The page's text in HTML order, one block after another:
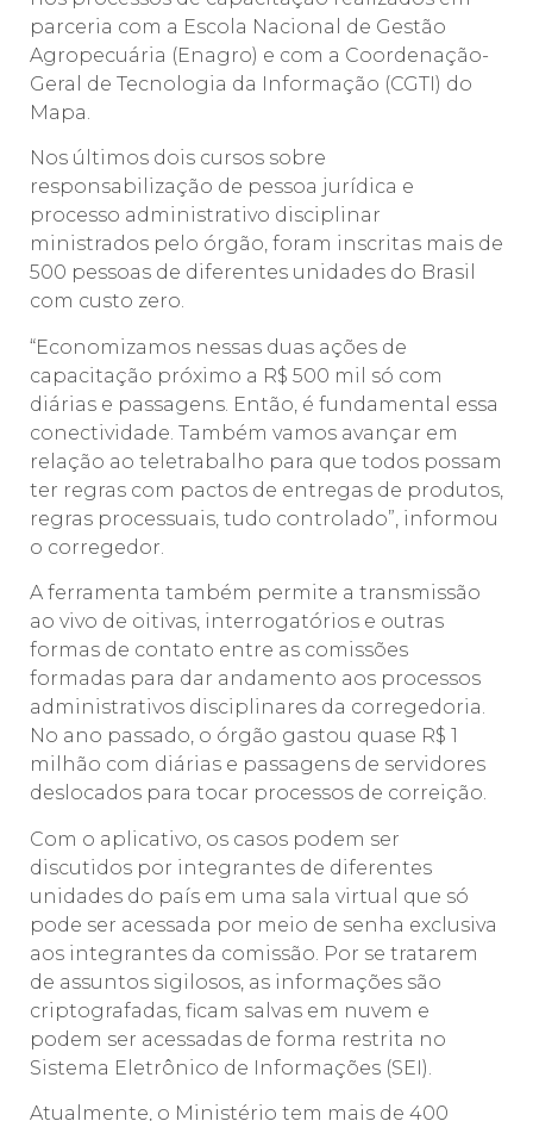
parceria com a Escola Nacional de Gestão
Agropecuária (Enagro) e com a Coordenação-
Geral de Tecnologia da Informação (CGTI) do
Mapa.
Nos últimos dois cursos sobre
responsabilização de pessoa jurídica e
processo administrativo disciplinar
ministrados pelo órgão, foram inscritas mais de
500 pessoas de diferentes unidades do Brasil
com custo zero.
“Economizamos nessas duas ações de
capacitação próximo a R$ 500 mil só com
diárias e passagens. Então, é fundamental essa
conectividade. Também vamos avançar em
relação ao teletrabalho para que todos possam
ter regras com pactos de entregas de produtos,
regras processuais, tudo controlado”, informou
o corregedor.
A ferramenta também permite a transmissão
ao vivo de oitivas, interrogatórios e outras
formas de contato entre as comissões
formadas para dar andamento aos processos
administrativos disciplinares da corregedoria.
No ano passado, o órgão gastou quase R$ 1
milhão com diárias e passagens de servidores
deslocados para tocar processos de correição.
Com o aplicativo, os casos podem ser
discutidos por integrantes de diferentes
unidades do país em uma sala virtual que só
pode ser acessada por meio de senha exclusiva
aos integrantes da comissão. Por se tratarem
de assuntos sigilosos, as informações são
criptografadas, ficam salvas em nuvem e
podem ser acessadas de forma restrita no
Sistema Eletrônico de Informações (SEI).
Atualmente, o Ministério tem mais de 400